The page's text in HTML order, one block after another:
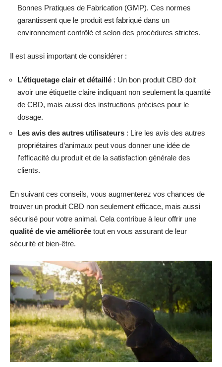
Bonnes Pratiques de Fabrication (GMP). Ces normes
garantissent que le produit est fabriqué dans un
environnement contrôlé et selon des procédures strictes.
Il est aussi important de considérer :
L’étiquetage clair et détaillé : Un bon produit CBD doit
avoir une étiquette claire indiquant non seulement la quantité
de CBD, mais aussi des instructions précises pour le
dosage.
Les avis des autres utilisateurs : Lire les avis des autres
propriétaires d’animaux peut vous donner une idée de
l’efficacité du produit et de la satisfaction générale des
clients.
En suivant ces conseils, vous augmenterez vos chances de
trouver un produit CBD non seulement efficace, mais aussi
sécurisé pour votre animal. Cela contribue à leur offrir une
qualité de vie améliorée tout en vous assurant de leur
sécurité et bien-être.